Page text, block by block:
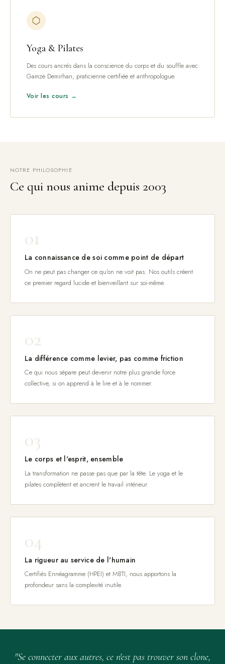
Yoga & Pilates
Des cours ancrés dans la conscience du corps et du souffle avec
Gamze Demirhan, praticienne certifiée et anthropologue.
Voir les cours →
NOTRE PHILOSOPHIE
Ce qui nous anime depuis 2003
01
La connaissance de soi comme point de départ
On ne peut pas changer ce qu'on ne voit pas. Nos outils créent
ce premier regard lucide et bienveillant sur soi-même.
02
La différence comme levier, pas comme friction
Ce qui nous sépare peut devenir notre plus grande force
collective, si on apprend à le lire et à le nommer.
03
Le corps et l'esprit, ensemble
La transformation ne passe pas que par la tête. Le yoga et le
pilates complètent et ancrent le travail intérieur.
04
La rigueur au service de l'humain
Certifiés Ennéagramme (HPEI) et MBTI, nous apportons la
profondeur sans la complexité inutile.
"Se connecter aux autres, ce n'est pas trouver son clone,